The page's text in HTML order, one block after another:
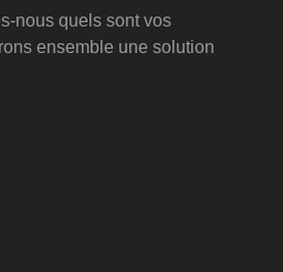
nous quels sont vos
ensemble une solution